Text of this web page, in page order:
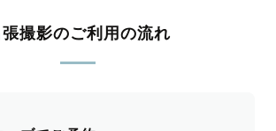
張撮影のご利用の流れ